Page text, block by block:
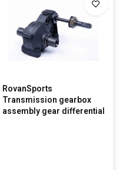
RovanSports
Transmission gearbox
assembly gear differential